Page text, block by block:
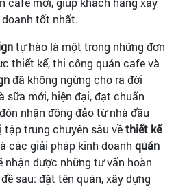
tốt nhất.
tự hào là một trong những đơn
thiết kế, thi công quán cafe và
đã không ngừng cho ra đời
sữa mới, hiện đại, đạt chuẩn
nhận đông đảo từ nhà đầu
tập trung chuyên sâu vềthiết kế
các giải pháp kinh doanh quán
nhận được những tư vấn hoàn
sau: đặt tên quán, xây dựng